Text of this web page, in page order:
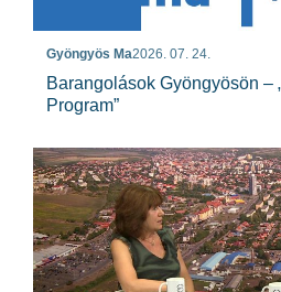
Gyöngyös Ma2026. 07. 24.
Barangolások Gyöngyösön –
Program”